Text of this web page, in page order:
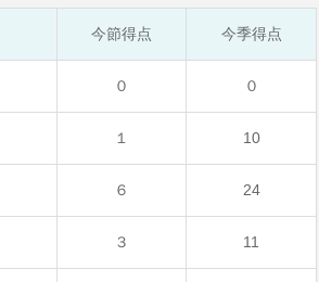
今節得点 今季得点
０ ０
１ 10
６ 24
３ 11